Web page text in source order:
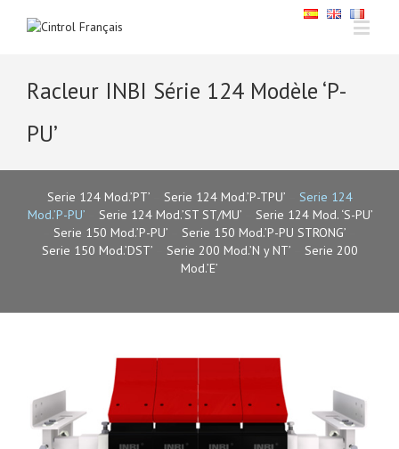
Racleur INBI Série 124 Modèle ‘P-
PU’
Serie 124 Mod.’PT’– Serie 124 Mod.’P-TPU’– Serie 124
Mod.’P-PU’– Serie 124 Mod.’ST ST/MU’– Serie 124 Mod. ‘S-PU’
Serie 150 Mod.’P-PU’ Serie 150 Mod.’P-PU STRONG’
Serie 150 Mod.’DST’– Serie 200 Mod.’N y NT’– Serie 200
Mod.’E’